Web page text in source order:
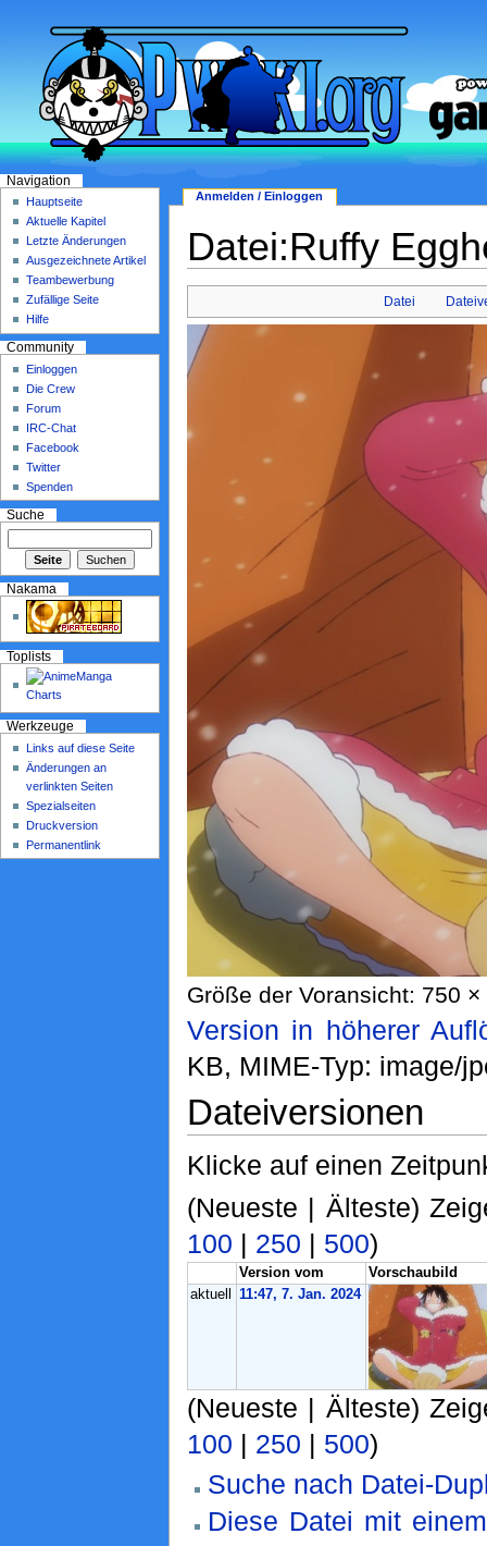
Datei:Ruffy
Datei
Größe der Voransicht: 750
Version in höherer
KB, MIME-Typ: image/
Dateiversionen
Klicke auf einen
(Neueste | Älteste)
100 | 250 | 500)
Version vom
Vorschaubild
aktuell
11:47, 7. Jan. 2024
(Neueste | Älteste)
100 | 250 | 500)
Suche nach Datei-
Diese Datei mit
Anmelden / Einloggen
Navigation
Hauptseite
Aktuelle Kapitel
Letzte Änderungen
Ausgezeichnete Artikel
Teambewerbung
Zufällige Seite
Hilfe
Community
Einloggen
Die Crew
Forum
IRC-Chat
Facebook
Twitter
Spenden
Suche
Nakama
Toplists
Werkzeuge
Links auf diese Seite
Änderungen an
verlinkten Seiten
Spezialseiten
Druckversion
Permanentlink